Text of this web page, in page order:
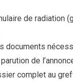
de radiation
documents
de
complet au